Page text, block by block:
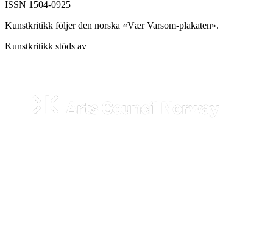
ISSN 1504-0925
Kunstkritikk följer den norska «Vær Varsom-plakaten».
Kunstkritikk stöds av